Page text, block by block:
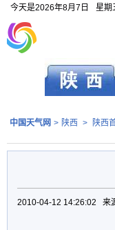
今天是2026年8月7日 星期
中国天气网 > 陕西 > 陕西
2010-04-12 14:26:02 来